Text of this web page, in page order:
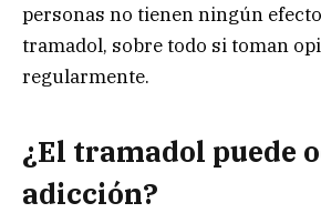
personas no tienen ningún
tramadol, sobre todo si toman
regularmente.
¿El tramadol puede
adicción?